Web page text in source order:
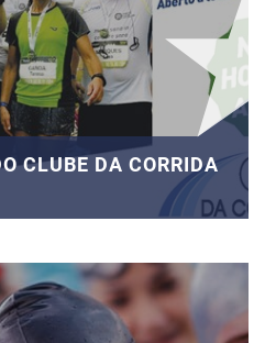
CLUBE DA CORRIDA